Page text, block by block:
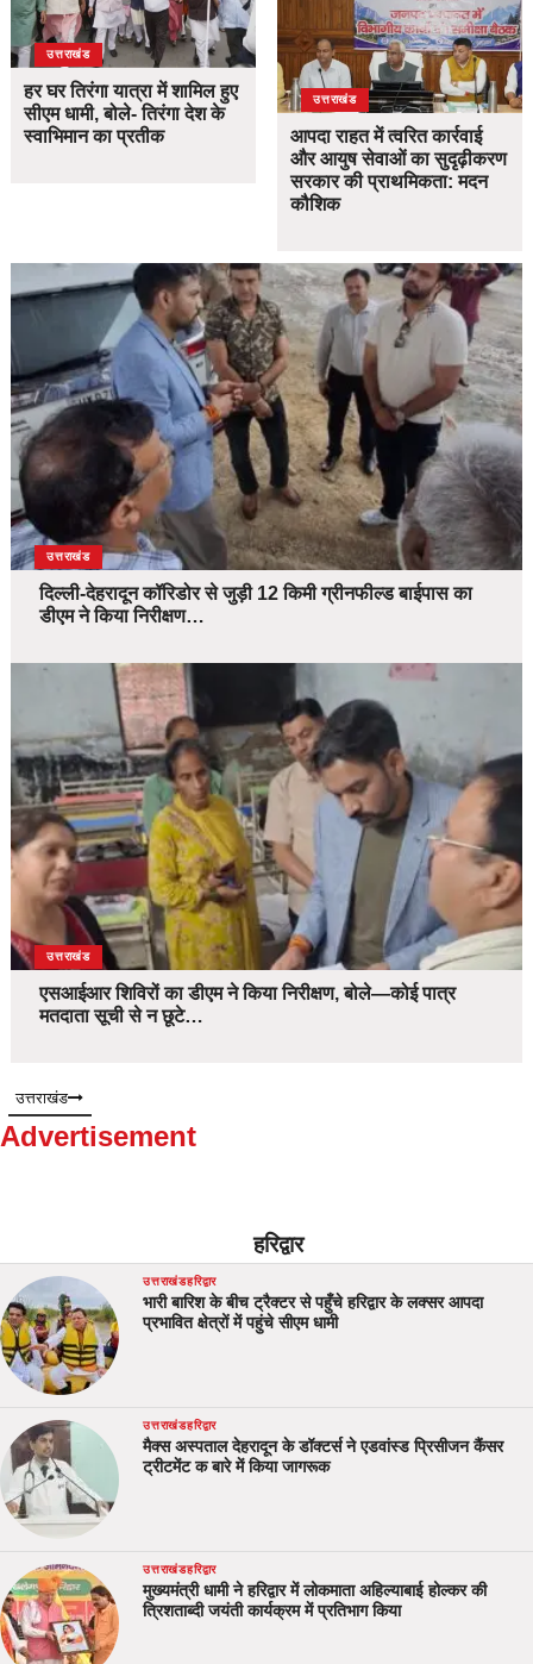
उत्तराखंड
हर घर तिरंगा यात्रा में शामिल हुए
सीएम धामी, बोले- तिरंगा देश के
स्वाभिमान का प्रतीक
उत्तराखंड
आपदा राहत में त्वरित कार्रवाई
और आयुष सेवाओं का सुदृढ़ीकरण
सरकार की प्राथमिकता: मदन
कौशिक
उत्तराखंड
दिल्ली-देहरादून कॉरिडोर से जुड़ी 12 किमी ग्रीनफील्ड बाईपास का
डीएम ने किया निरीक्षण…
उत्तराखंड
एसआईआर शिविरों का डीएम ने किया निरीक्षण, बोले—कोई पात्र
मतदाता सूची से न छूटे…
उत्तराखंड
Advertisement
हरिद्वार
उत्तराखंडहरिद्वार
भारी बारिश के बीच ट्रैक्टर से पहुँचे हरिद्वार के लक्सर आपदा
प्रभावित क्षेत्रों में पहुंचे सीएम धामी
उत्तराखंडहरिद्वार
मैक्स अस्पताल देहरादून के डॉक्टर्स ने एडवांस्ड प्रिसीजन कैंसर
ट्रीटमेंट क बारे में किया जागरूक
उत्तराखंडहरिद्वार
मुख्यमंत्री धामी ने हरिद्वार में लोकमाता अहिल्याबाई होल्कर की
त्रिशताब्दी जयंती कार्यक्रम में प्रतिभाग किया